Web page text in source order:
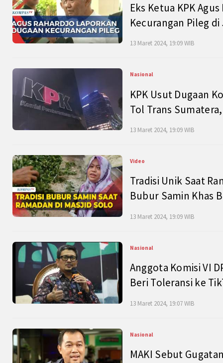
Eks Ketua KPK
Kecurangan Pileg
13 Maret 2024, 19:09 WIB
Nasional
KPK Usut Dugaan
Tol Trans
13 Maret 2024, 19:09 WIB
Video
Tradisi Unik Saat
Bubur Samin Khas
13 Maret 2024, 19:09 WIB
Nasional
Anggota Komisi VI
Beri Toleransi ke
13 Maret 2024, 19:07 WIB
Nasional
MAKI Sebut